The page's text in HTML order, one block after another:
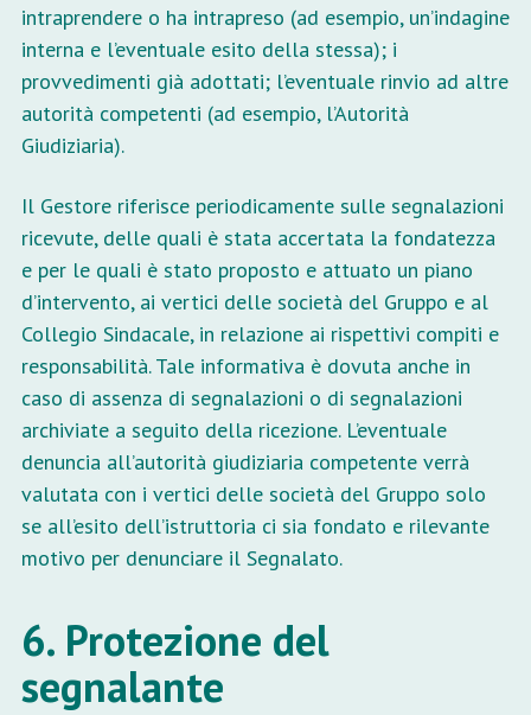
intraprendere o ha intrapreso (ad esempio, un’indagine
interna e l’eventuale esito della stessa); i
provvedimenti già adottati; l’eventuale rinvio ad altre
autorità competenti (ad esempio, l’Autorità
Giudiziaria).
Il Gestore riferisce periodicamente sulle segnalazioni
ricevute, delle quali è stata accertata la fondatezza
e per le quali è stato proposto e attuato un piano
d’intervento, ai vertici delle società del Gruppo e al
Collegio Sindacale, in relazione ai rispettivi compiti e
responsabilità. Tale informativa è dovuta anche in
caso di assenza di segnalazioni o di segnalazioni
archiviate a seguito della ricezione. L’eventuale
denuncia all’autorità giudiziaria competente verrà
valutata con i vertici delle società del Gruppo solo
se all’esito dell’istruttoria ci sia fondato e rilevante
motivo per denunciare il Segnalato.
6. Protezione del
segnalante